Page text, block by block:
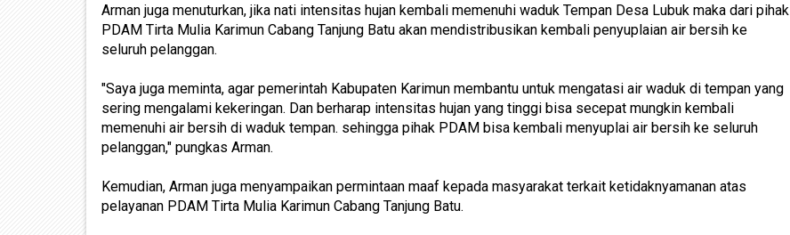
Arman juga menuturkan, jika nati intensitas hujan kembali memenuhi waduk Tempan Desa Lubuk maka dari pihak
PDAM Tirta Mulia Karimun Cabang Tanjung Batu akan mendistribusikan kembali penyuplaian air bersih ke
seluruh pelanggan.
"Saya juga meminta, agar pemerintah Kabupaten Karimun membantu untuk mengatasi air waduk di tempan yang
sering mengalami kekeringan. Dan berharap intensitas hujan yang tinggi bisa secepat mungkin kembali
memenuhi air bersih di waduk tempan. sehingga pihak PDAM bisa kembali menyuplai air bersih ke seluruh
pelanggan," pungkas Arman.
Kemudian, Arman juga menyampaikan permintaan maaf kepada masyarakat terkait ketidaknyamanan atas
pelayanan PDAM Tirta Mulia Karimun Cabang Tanjung Batu.